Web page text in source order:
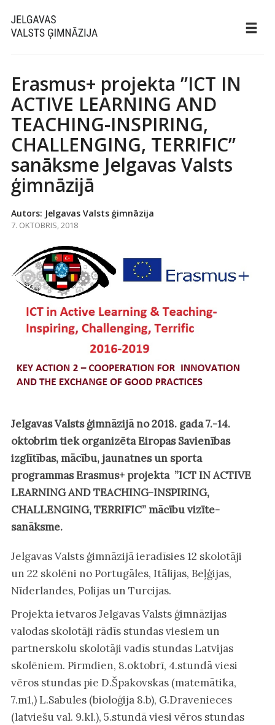
Erasmus+ projekta ”ICT IN
ACTIVE LEARNING AND
TEACHING-INSPIRING,
CHALLENGING, TERRIFIC”
sanāksme Jelgavas Valsts
ģimnāzijā
Autors: Jelgavas Valsts ģimnāzija
7. OKTOBRIS, 2018
Jelgavas Valsts ģimnāzijā no 2018. gada 7.-14.
oktobrim tiek organizēta Eiropas Savienības
izglītības, mācību, jaunatnes un sporta
programmas Erasmus+ projekta ”ICT IN ACTIVE
LEARNING AND TEACHING-INSPIRING,
CHALLENGING, TERRIFIC” mācību vizīte-
sanāksme.
Jelgavas Valsts ģimnāzijā ieradīsies 12 skolotāji
un 22 skolēni no Portugāles, Itālijas, Beļģijas,
Nīderlandes, Polijas un Turcijas.
Projekta ietvaros Jelgavas Valsts ģimnāzijas
valodas skolotāji rādīs stundas viesiem un
partnerskolu skolotāji vadīs stundas Latvijas
skolēniem. Pirmdien, 8.oktobrī, 4.stundā viesi
vēros stundas pie D.Špakovskas (matemātika,
7.m1,) L.Sabules (bioloģija 8.b), G.Dravenieces
(latviešu val. 9.kl.), 5.stundā viesi vēros stundas